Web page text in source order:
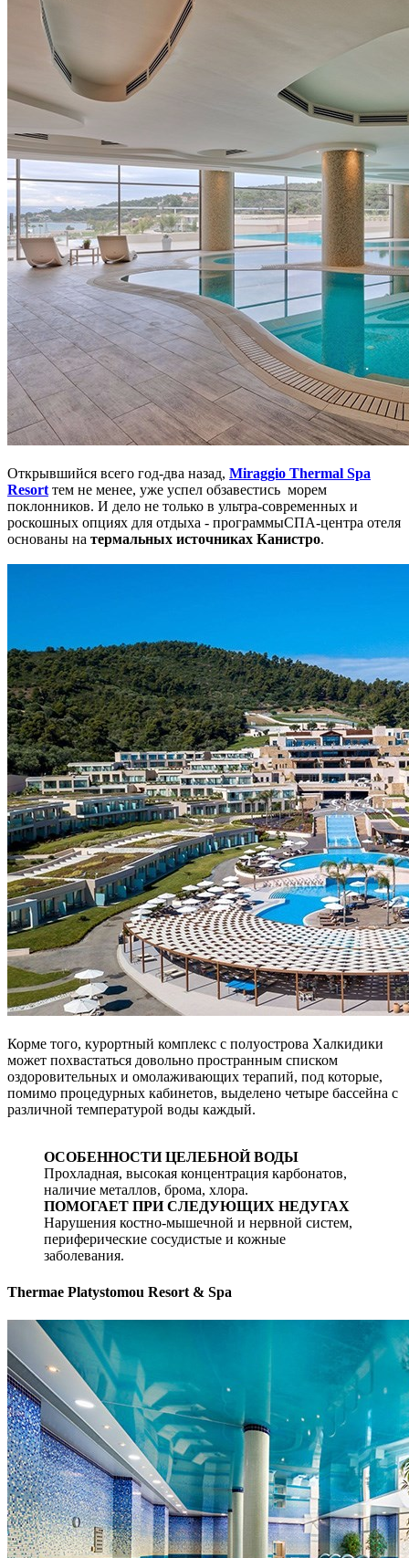
Открывшийся всего год-два назад, Miraggio Thermal Spa
Resortтем не менее, уже успел обзавестись морем
поклонников. И дело не только в ультра-современных и
роскошных опциях для отдыха - программыСПА-центра отеля
основаны на термальных источниках Канистро.
Корме того, курортный комплекс с полуострова Халкидики
может похвастаться довольно пространным списком
оздоровительных и омолаживающих терапий, под которые,
помимо процедурных кабинетов, выделено четыре бассейна с
различной температурой воды каждый.
ОСОБЕННОСТИ ЦЕЛЕБНОЙ ВОДЫ
Прохладная, высокая концентрация карбонатов,
наличие металлов, брома, хлора.
ПОМОГАЕТ ПРИ СЛЕДУЮЩИХ НЕДУГАХ
Нарушения костно-мышечной и нервной систем,
периферические сосудистые и кожные
заболевания.
Thermae Platystomou Resort & Spa